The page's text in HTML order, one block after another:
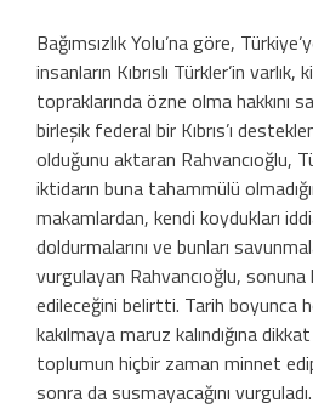
Bağımsızlık Yolu’na göre,
insanların Kıbrıslı Türkler’in
topraklarında özne olma hakkını
birleşik federal bir Kıbrıs’ı
olduğunu aktaran Rahvancıoğlu,
iktidarın buna tahammülü
makamlardan, kendi koydukları
doldurmalarını ve bunları
vurgulayan Rahvancıoğlu,
edileceğini belirtti. Tarih boyunca
kakılmaya maruz kalındığına
toplumun hiçbir zaman minnet
sonra da susmayacağını vurguladı.